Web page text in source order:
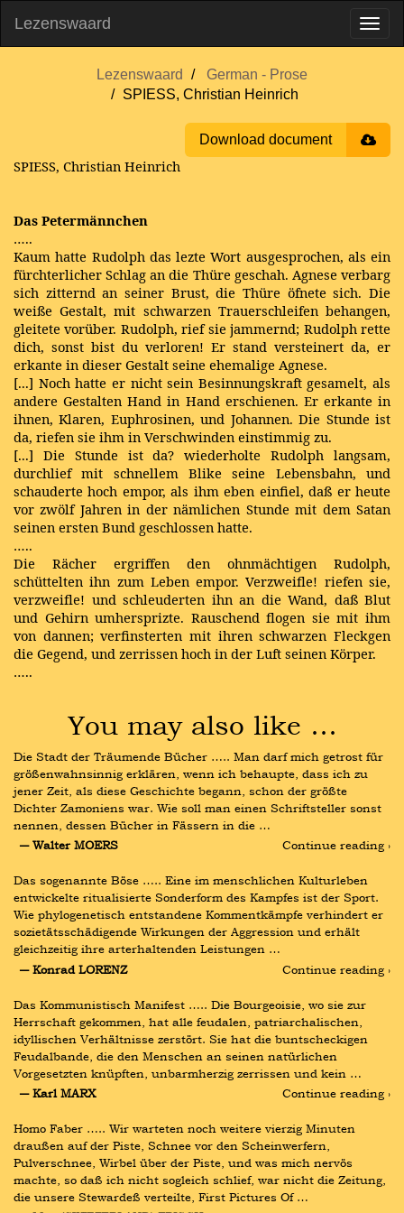
Lezenswaard
Lezenswaard
German - Prose
SPIESS, Christian Heinrich
Download document
SPIESS, Christian Heinrich
Das Petermännchen
…..
Kaum hatte Rudolph das lezte Wort ausgesprochen, als ein
fürchterlicher Schlag an die Thüre geschah. Agnese verbarg
sich zitternd an seiner Brust, die Thüre öfnete sich. Die
weiße Gestalt, mit schwarzen Trauerschleifen behangen,
gleitete vorüber. Rudolph, rief sie jammernd; Rudolph rette
dich, sonst bist du verloren! Er stand versteinert da, er
erkante in dieser Gestalt seine ehemalige Agnese.
[...] Noch hatte er nicht sein Besinnungskraft gesamelt, als
andere Gestalten Hand in Hand erschienen. Er erkante in
ihnen, Klaren, Euphrosinen, und Johannen. Die Stunde ist
da, riefen sie ihm in Verschwinden einstimmig zu.
[...] Die Stunde ist da? wiederholte Rudolph langsam,
durchlief mit schnellem Blike seine Lebensbahn, und
schauderte hoch empor, als ihm eben einfiel, daß er heute
vor zwölf Jahren in der nämlichen Stunde mit dem Satan
seinen ersten Bund geschlossen hatte.
…..
Die Rächer ergriffen den ohnmächtigen Rudolph,
schüttelten ihn zum Leben empor. Verzweifle! riefen sie,
verzweifle! und schleuderten ihn an die Wand, daß Blut
und Gehirn umhersprizte. Rauschend flogen sie mit ihm
von dannen; verfinsterten mit ihren schwarzen Fleckgen
die Gegend, und zerrissen hoch in der Luft seinen Körper.
…..
You may also like …
Die Stadt der Träumende Bücher ….. Man darf mich getrost für
größenwahnsinnig erklären, wenn ich behaupte, dass ich zu
jener Zeit, als diese Geschichte begann, schon der größte
Dichter Zamoniens war. Wie soll man einen Schriftsteller sonst
nennen, dessen Bücher in Fässern in die …
― Walter MOERS
Continue reading ›
Das sogenannte Böse ….. Eine im menschlichen Kulturleben
entwickelte ritualisierte Sonderform des Kampfes ist der Sport.
Wie phylogenetisch entstandene Kommentkämpfe verhindert er
sozietätsschädigende Wirkungen der Aggression und erhält
gleichzeitig ihre arterhaltenden Leistungen …
― Konrad LORENZ
Continue reading ›
Das Kommunistisch Manifest ….. Die Bourgeoisie, wo sie zur
Herrschaft gekommen, hat alle feudalen, patriarchalischen,
idyllischen Verhältnisse zerstört. Sie hat die buntscheckigen
Feudalbande, die den Menschen an seinen natürlichen
Vorgesetzten knüpften, unbarmherzig zerrissen und kein …
― Karl MARX
Continue reading ›
Homo Faber ….. Wir warteten noch weitere vierzig Minuten
draußen auf der Piste, Schnee vor den Scheinwerfern,
Pulverschnee, Wirbel über der Piste, und was mich nervös
machte, so daß ich nicht sogleich schlief, war nicht die Zeitung,
die unsere Stewardeß verteilte, First Pictures Of …